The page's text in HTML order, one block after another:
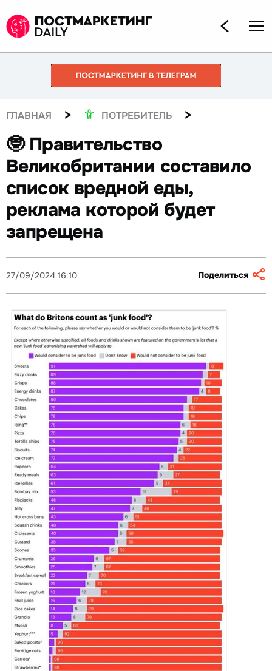
ГЛАВНАЯ > ПОТРЕБИТЕЛЬ >
🤓 Правительство
Великобритании составило
список вредной еды,
реклама которой будет
запрещена
27/09/2024 16:10 Поделиться